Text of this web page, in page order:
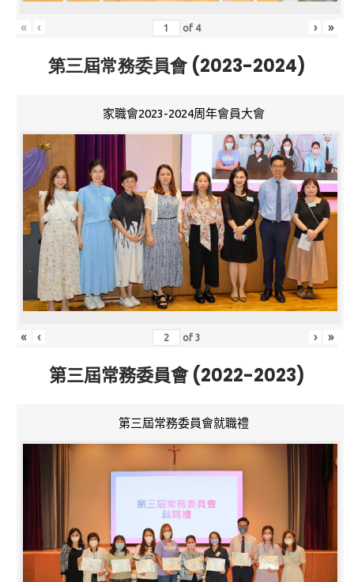
« ‹ of 4 › »
第三屆常務委員會 (2023-2024)
家職會2023-2024周年會員大會
« ‹ of3 › »
第三屆常務委員會 (2022-2023)
第三屆常務委員會就職禮